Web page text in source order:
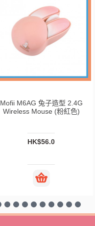
Mofii M6AG 兔子造型 2.4G
Wireless Mouse (粉紅色)
HK$56.0